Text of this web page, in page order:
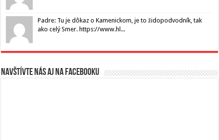
Padre: Tu je dôkaz o Kamenickom, je to židopodvodník, tak
ako celý Smer. https://www.hl...
Navštívte nás aj na Facebooku